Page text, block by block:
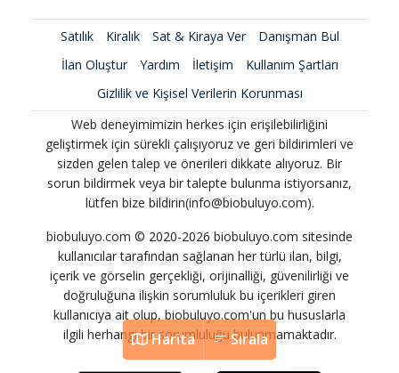
Harita Sırala
Harita
Satılık Kiralık Sat & Kiraya Ver
Danışman Bul
İlan Oluştur
Yardım İletişim
Kullanım Şartları
Gizlilik ve Kişisel Verilerin Korunması
Web deneyimimizin herkes için erişilebilirliğini
geliştirmek için sürekli çalışıyoruz ve geri bildirimleri ve
sizden gelen talep ve önerileri dikkate alıyoruz. Bir
sorun bildirmek veya bir talepte bulunma istiyorsanız,
lütfen bize bildirin(info@biobuluyo.com).
biobuluyo.com © 2020-2026 biobuluyo.com sitesinde
kullanıcılar tarafından sağlanan her türlü ilan, bilgi,
içerik ve görselin gerçekliği, orijinalliği, güvenilirliği ve
doğruluğuna ilişkin sorumluluk bu içerikleri giren
kullanıcıya ait olup, biobuluyo.com'un bu hususlarla
ilgili herhangi bir sorumluluğu bulunmamaktadır.